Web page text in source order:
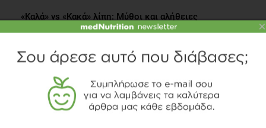
«Καλά» vs «Κακά» λίπη: Μύθοι και αλήθειες
Συστάσεις Διατροφής
×